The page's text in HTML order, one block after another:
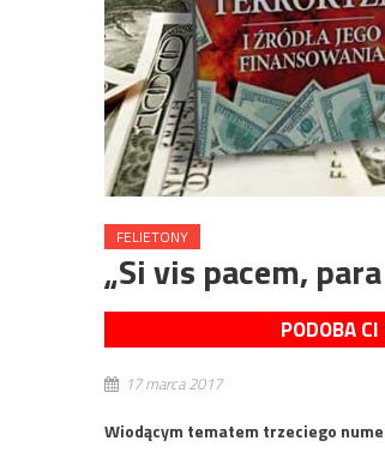
FELIETONY
„Si vis pacem,
PODOBA
17 marca 2017
Wiodącym tematem trzeciego